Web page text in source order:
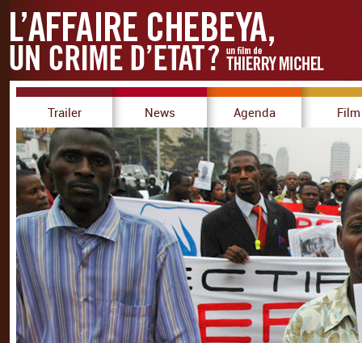
Trailer News Agenda Film